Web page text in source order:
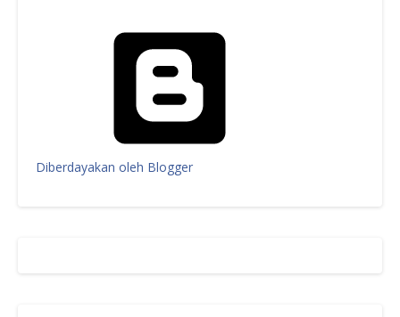
Diberdayakan oleh Blogger